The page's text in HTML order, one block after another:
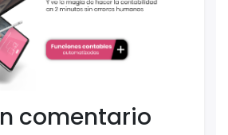
comentario